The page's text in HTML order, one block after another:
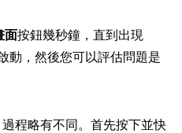
面按鈕幾秒鐘，直到出現
動，然後您可以評估問題是
程略有不同。首先按下並快